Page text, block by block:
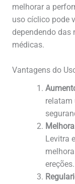
melhorar a
uso cíclico pode
dependendo das
médicas.
Vantagens do
relatam
Levitra
ereções.